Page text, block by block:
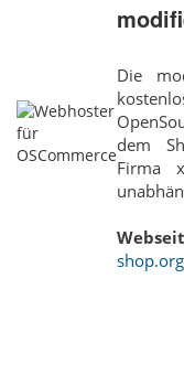
Die
dem
Firma
shop.org